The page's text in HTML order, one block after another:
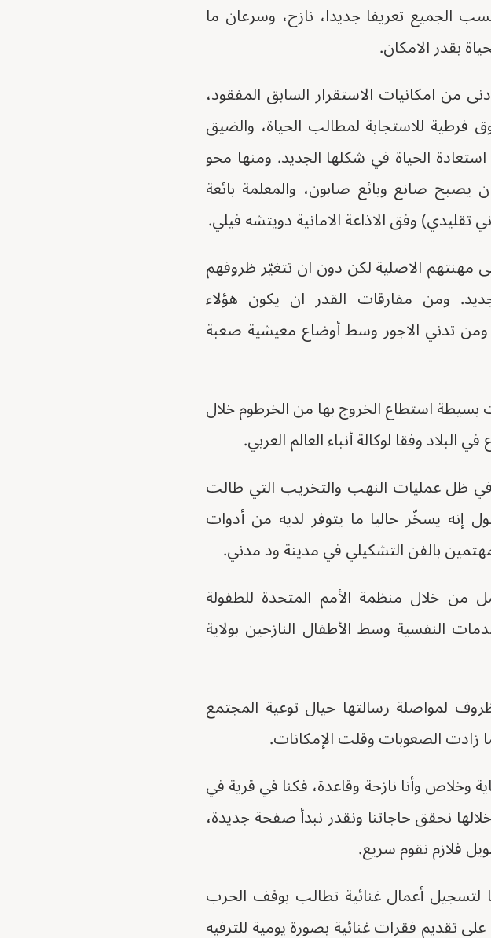
الجميع تعريفا جديدا، نازح، وسرعان ما
بقدر الامكان.
من امكانيات الاستقرار السابق المفقود،
فرطية للاستجابة لمطالب الحياة، والضيق
الحياة في شكلها الجديد. ومنها محو
صانع وبائع صابون، والمعلمة بائعة
تقليدي) وفق الاذاعة الامانية دويتشه فيلي.
مهنتهم الاصلية لكن دون ان تتغيّر ظروفهم
ومن مفارقات القدر ان يكون هؤلاء
تدني الاجور وسط أوضاع معيشية صعبة
بسيطة استطاع الخروج بها من الخرطوم خلال
وفقا لوكالة أنباء العالم العربي.
ظل عمليات النهب والتخريب التي طالت
إنه يسخّر حاليا ما يتوفر لديه من أدوات
بالفن التشكيلي في مدينة ود مدني.
من خلال منظمة الأمم المتحدة للطفولة
النفسية وسط الأطفال النازحين بولاية
لمواصلة رسالتها حيال توعية المجتمع
زادت الصعوبات وقلت الإمكانات.
وأنا نازحة وقاعدة، فكنا في قرية في
نحقق حاجاتنا ونقدر نبدأ صفحة جديدة،
فلازم نقوم سريع.
لتسجيل أعمال غنائية تطالب بوقف الحرب
تقديم فقرات غنائية بصورة يومية للترفيه